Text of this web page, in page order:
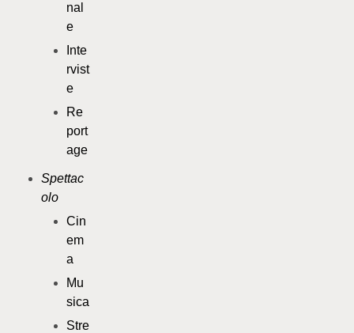
nal
e
Inte
rvist
e
Re
port
age
Spettac
olo
Cin
em
a
Mu
sica
Stre